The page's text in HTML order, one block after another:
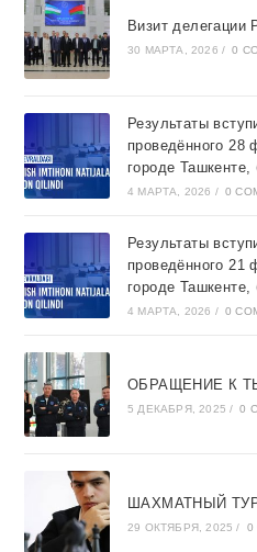
Визит делегации
30 МАРТА, 2026 / 0
Результаты
проведённого 28
городе
4 МАРТА, 2026 / 0
Результаты
проведённого 21
городе
4 МАРТА, 2026 / 0
ОБРАЩЕНИЕ К
5 ДЕКАБРЯ, 2025 / 0
ШАХМАТНЫЙ
29 ОКТЯБРЯ, 2025 / 0